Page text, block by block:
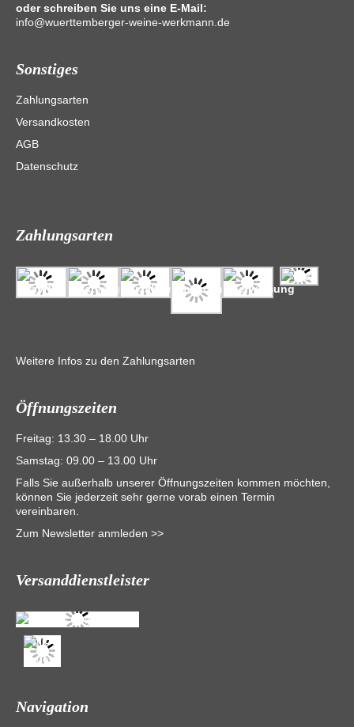
oder schreiben Sie uns eine E-Mail:
info@wuerttemberger-weine-werkmann.de
Sonstiges
Zahlungsarten
Versandkosten
AGB
Datenschutz
Zahlungsarten
Weitere Infos zu den Zahlungsarten
Öffnungszeiten
Freitag: 13.30 – 18.00 Uhr
Samstag: 09.00 – 13.00 Uhr
Falls Sie außerhalb unserer Öffnungszeiten kommen möchten,
können Sie jederzeit sehr gerne vorab einen Termin
vereinbaren.
Zum Newsletter anmleden >>
Versanddienstleister
Navigation